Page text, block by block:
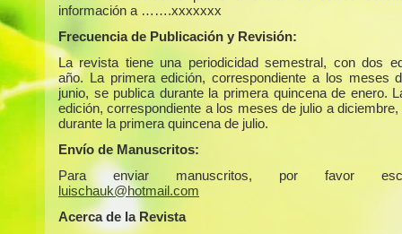
información a …….xxxxxxx
Frecuencia de Publicación y Revisión:
La revista tiene una periodicidad semestral, con dos
año. La primera edición, correspondiente a los meses
junio, se publica durante la primera quincena de enero.
edición, correspondiente a los meses de julio a
durante la primera quincena de julio.
Envío de Manuscritos:
Para enviar manuscritos, por favor
luischauk@hotmail.com
Acerca de la Revista